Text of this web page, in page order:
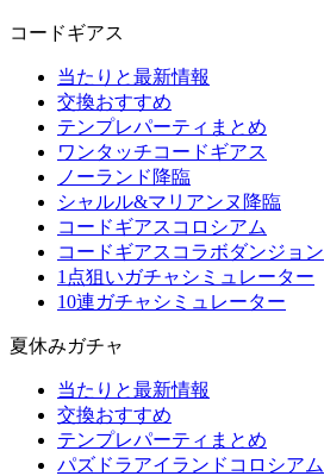
コードギアス
当たりと最新情報
交換おすすめ
テンプレパーティまとめ
ワンタッチコードギアス
ノーランド降臨
シャルル&マリアンヌ降臨
コードギアスコロシアム
コードギアスコラボダンジョン
1点狙いガチャシミュレーター
10連ガチャシミュレーター
夏休みガチャ
当たりと最新情報
交換おすすめ
テンプレパーティまとめ
パズドラアイランドコロシアム